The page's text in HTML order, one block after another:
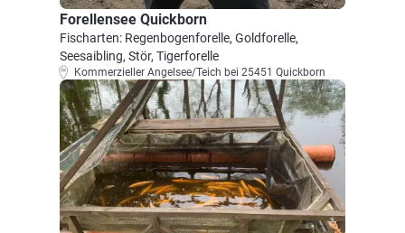
Forellensee Quickborn
Fischarten: Regenbogenforelle, Goldforelle,
Seesaibling, Stör, Tigerforelle
Kommerzieller Angelsee/Teich bei 25451 Quickborn